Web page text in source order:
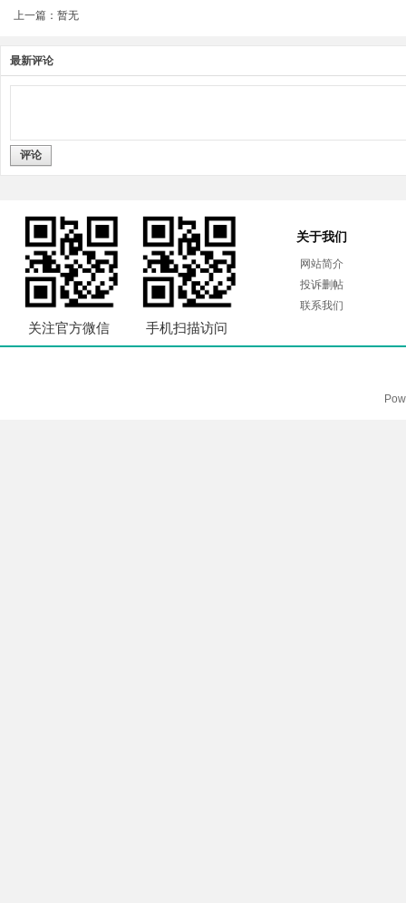
上一篇：暂无
最新评论
评论
关注官方微信 手机扫描访问
关于我们
网站简介
投诉删帖
联系我们